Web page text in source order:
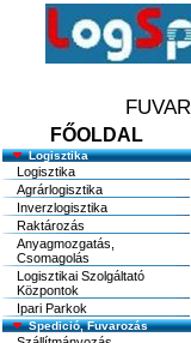
FŐOLDAL
Logisztika
Logisztika
Agrárlogisztika
Inverzlogisztika
Raktározás
Anyagmozgatás,
Csomagolás
Logisztikai Szolgáltató
Központok
Ipari Parkok
Spedició, Fuvarozás